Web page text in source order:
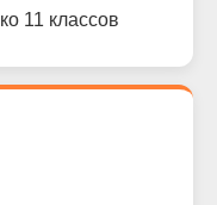
11 классов